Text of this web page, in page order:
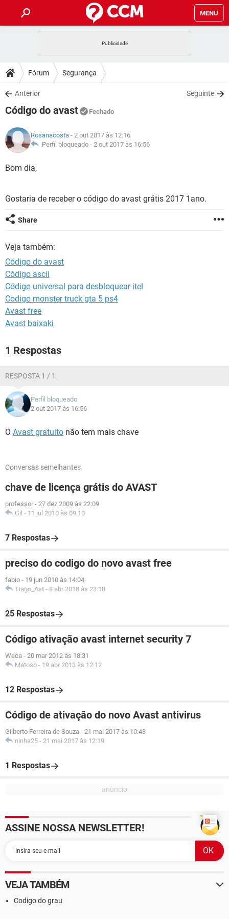
MENU
CELULAR
OUTLOOK
INSTAGRAM
GUIA DE COMPRAS
DICAS
JOGOS
INSTAGRAM GMAIL
GUIA DE COMPRAS
DOWNLOADS
JOGOS
CELULAR
OUTLOOK EXCEL
INSTAGRAM
FÓRUM
JOGOS WHATSAPP
CELULAR
OUTLOOK
GLOSSÁRIO
JOGOS
OUTLOOK EXCEL
INSTAGRAM
Fórum Segurança
Anterior Seguinte
Código do avast Fechado
Rosanacosta - 2 out 2017 às 12:16
Perfil bloqueado - 2 out 2017 às 16:56
Bom dia,
Gostaria de receber o código do avast grátis 2017 1ano.
Share
Veja também:
Código do avast
Código ascii
Código universal para desbloquear itel
Codigo monster truck gta 5 ps4
Avast free
Avast baixaki
1 Respostas
RESPOSTA 1 / 1
Perfil bloqueado
2 out 2017 às 16:56
O Avast gratuito não tem mais chave
Conversas semelhantes
chave de licença grátis do AVAST
professor - 27 dez 2009 às 22:09
Gil - 11 jul 2010 às 09:10
7 Respostas
preciso do codigo do novo avast free
fabio - 19 jun 2010 às 14:04
Tiago_Ast - 8 abr 2018 às 23:18
25 Respostas
Código ativação avast internet security 7
Weca - 20 mar 2012 às 18:31
Matoso - 19 abr 2013 às 12:12
12 Respostas
Código de ativação do novo Avast antivirus
Gilberto Ferreira de Souza - 21 mai 2017 às 10:43
ninha25 - 21 mai 2017 às 12:19
1 Respostas
ASSINE NOSSA NEWSLETTER!
VEJA TAMBÉM
Codigo do grau